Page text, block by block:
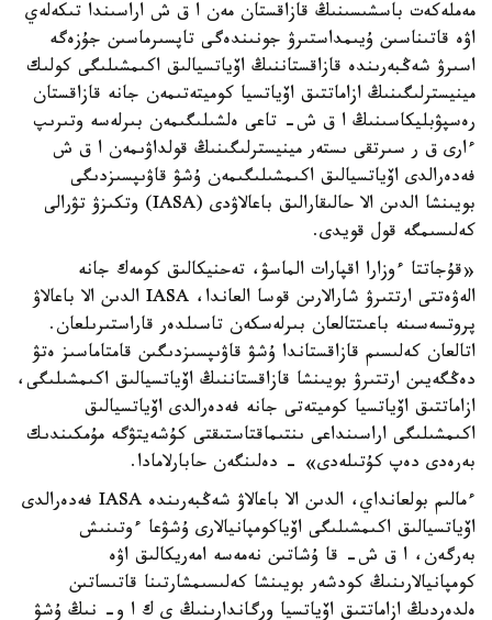
مەملەكەت باسشىسىنىڭ قازاقستان مەن ا ق ش اراسىندا تىكەلەي
اۋە قاتىناسىن ۇيىمداستىرۋ جونىندەگى تاپسىرماسىن جۇزەگە
اسىرۋ شەڭبەرىندە قازاقستاننىڭ اۆياتسيالىق اكىمشىلىگى كولىك
مينيسترلىگىنىڭ ازاماتتىق اۆياتسيا كوميتەتىمەن جانە قازاقستان
رەسپۋبليكاسىنىڭ ا ق ش- تاعى ەلشىلىگىمەن بىرلەسە وتىرىپ
ءارى ق ر سىرتقى ىستەر مينيسترلىگىنىڭ قولداۋىمەن ا ق ش
فەدەرالدى اۆياتسيالىق اكىمشىلىگىمەن ۇشۋ قاۋىپسىزدىگى
بويىنشا الدىن الا حالىقارالىق باعالاۋدى (IASA) وتكىزۋ تۋرالى
كەلىسىمگە قول قويدى.
«قۇجاتتا ءوزارا اقپارات الماسۋ، تەحنيكالىق كومەك جانە
الەۋەتتى ارتتىرۋ شارالارىن قوسا العاندا، IASA الدىن الا باعالاۋ
پروتسەسىنە باعىتتالعان بىرلەسكەن تاسىلدەر قاراستىرىلعان.
اتالعان كەلىسىم قازاقستاندا ۇشۋ قاۋىپسىزدىگىن قامتاماسىز ەتۋ
دەڭگەيىن ارتتىرۋ بويىنشا قازاقستاننىڭ اۆياتسيالىق اكىمشىلىگى،
ازاماتتىق اۆياتسيا كوميتەتى جانە فەدەرالدى اۆياتسيالىق
اكىمشىلىگى اراسىنداعى ىنتىماقتاستىقتى كۇشەيتۋگە مۇمكىندىك
بەرەدى دەپ كۇتىلەدى» - دەلىنگەن حابارلامادا.
ءمالىم بولعانداي، الدىن الا باعالاۋ شەڭبەرىندە IASA فەدەرالدى
اۆياتسيالىق اكىمشىلىگى اۆياكومپانيالارى ۇشۋعا ءوتىنىش
بەرگەن، ا ق ش- قا ۇشاتىن نەمەسە امەريكالىق اۋە
كومپانيالارىنىڭ كودشەر بويىنشا كەلىسىمشارتىنا قاتىساتىن
ەلدەردىڭ ازاماتتىق اۆياتسيا ورگاندارىنىڭ ي ك ا و- نىڭ ۇشۋ